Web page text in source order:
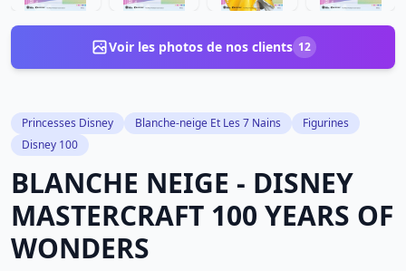
Voir les photos de nos clients 12
Princesses Disney Blanche-neige Et Les 7 Nains
Figurines
Disney 100
BLANCHE NEIGE - DISNEY
MASTERCRAFT 100 YEARS OF
WONDERS